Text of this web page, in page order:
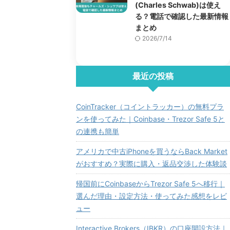
(Charles Schwab)は使え
る？電話で確認した最新情報
まとめ
2026/7/14
最近の投稿
CoinTracker（コイントラッカー）の無料プラ
ンを使ってみた｜Coinbase・Trezor Safe 5と
の連携も簡単
アメリカで中古iPhoneを買うならBack Market
がおすすめ？実際に購入・返品交渉した体験談
帰国前にCoinbaseからTrezor Safe 5へ移行｜
選んだ理由・設定方法・使ってみた感想をレビ
ュー
Interactive Brokers（IBKR）の口座開設方法｜